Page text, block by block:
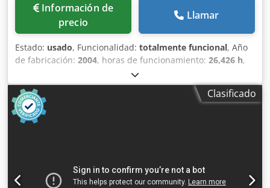
Información de
precio
Llamar
Estado: usado, Funcionalidad: totalmente funcional, Año
de fabricación: 2004, horas de funcionamiento: 26,426 h,
, grado de automatización:
automático, tipo de accionamiento:hidráulico, fuerza de
punzonado:
, La máquina de punzonado está en buen
estado y siempre ha sido mantenida a tiempo por los
representantes de servicio de Amada. Se adjunta toda la
puede probar. Especificaciones: Año: 2004.07 Fabricado
Clasificado